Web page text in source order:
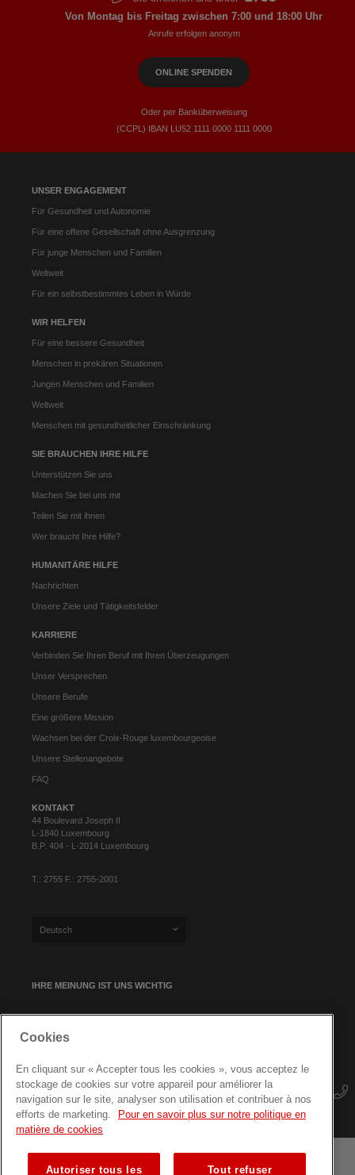
UNSER ENGAGEMENT
Für Gesundheit und Autonomie
Für eine offene Gesellschaft ohne Ausgrenzung
Für junge Menschen und Familien
Weltweit
Für ein selbstbestimmtes Leben in Würde
WIR HELFEN
Für eine bessere Gesundheit
Menschen in prekären Situationen
Jungen Menschen und Familien
Weltweit
Menschen mit gesundheitlicher Einschränkung
SIE BRAUCHEN IHRE HILFE
Unterstützen Sie uns
Machen Sie bei uns mit
Teilen Sie mit ihnen
Wer braucht Ihre Hilfe?
HUMANITÄRE HILFE
Nachrichten
Unsere Ziele und Tätigkeitsfelder
KARRIERE
Verbinden Sie Ihren Beruf mit Ihren Überzeugungen
Unser Versprechen
Unsere Berufe
Eine größere Mission
Wachsen bei der Croix-Rouge luxembourgeoise
Unsere Stellenangebote
FAQ
KONTAKT
44 Boulevard Joseph II
L-1840 Luxembourg
B.P. 404 - L-2014 Luxembourg
T.: 2755 F.: 2755-2001
Deutsch
IHRE MEINUNG IST UNS WICHTIG
NEWSLETTER-ANMELDUNG
Von Montag bis Freitag zwischen 7:00 und 18:00 Uhr
Anrufe erfolgen anonym
ONLINE SPENDEN
Oder per Banküberweisung
(CCPL) IBAN LU52​ 1111​ 0000​ 1111​ 0000
Cookies
En cliquant sur « Accepter tous les cookies », vous acceptez le
stockage de cookies sur votre appareil pour améliorer la
navigation sur le site, analyser son utilisation et contribuer à nos
efforts de marketing.
Pour en savoir plus sur notre politique en
matière de cookies
Autoriser tous les Tout refuser